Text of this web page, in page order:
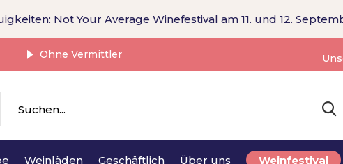
Weinläden Geschäftlich Über uns Weinfestival
Ohne Vermittler
Not Your Average Winefestival am 11. und 12.